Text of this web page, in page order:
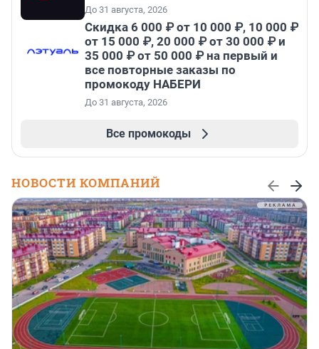
До 31 августа, 2026
Скидка 6 000 ₽ от 10 000 ₽, 10 000 ₽
от 15 000 ₽, 20 000 ₽ от 30 000 ₽ и
35 000 ₽ от 50 000 ₽ на первый и
все повторные заказы по
промокоду НАБЕРИ
До 31 августа, 2026
Все промокоды
НОВОСТИ КОМПАНИЙ